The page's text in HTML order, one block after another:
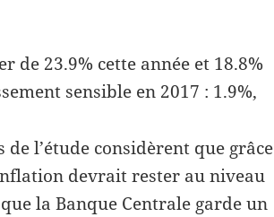
de 23.9% cette année et 18.8%
sensible en 2017 : 1.9%,
l’étude considèrent que grâce
devrait rester au niveau
la Banque Centrale garde un